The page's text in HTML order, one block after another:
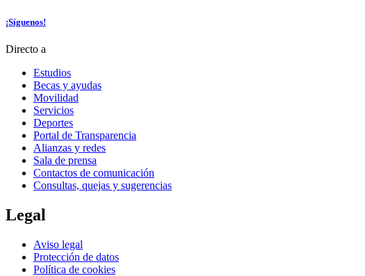
¡Síguenos!
Directo a
Estudios
Becas y ayudas
Movilidad
Servicios
Deportes
Portal de Transparencia
Alianzas y redes
Sala de prensa
Contactos de comunicación
Consultas, quejas y sugerencias
Legal
Aviso legal
Protección de datos
Política de cookies